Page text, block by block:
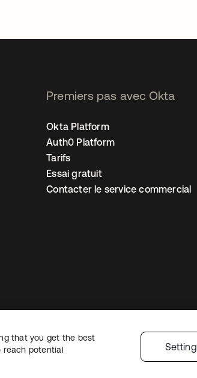
Premiers pas avec Okta
Okta Platform
Auth0 Platform
Tarifs
Essai gratuit
Contacter le service commercial
d’utilisation du site Plan du site
that you get the best
reach potential